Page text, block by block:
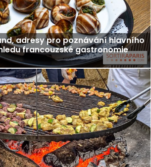
adresy pro poznávání hlavního
francouzské gastronomie